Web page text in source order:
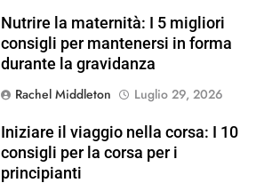
Nutrire la maternità: I 5 migliori
consigli per mantenersi in forma
durante la gravidanza
Rachel Middleton
Luglio 29, 2026
Iniziare il viaggio nella corsa: I 10
consigli per la corsa per i
principianti